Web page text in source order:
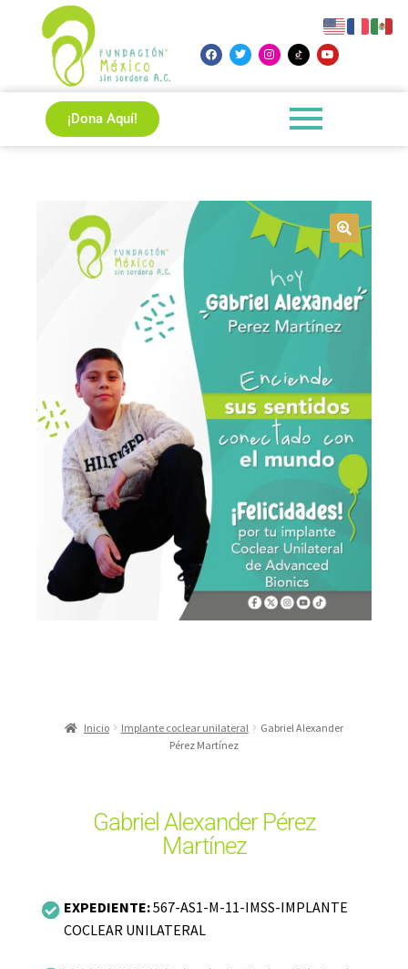
¡Dona Aquí!
Inicio Implante coclear unilateral
Gabriel Alexander
Pérez Martínez
Gabriel Alexander Pérez
Martínez
EXPEDIENTE:567-AS1-M-11-IMSS-IMPLANTE
COCLEAR UNILATERAL